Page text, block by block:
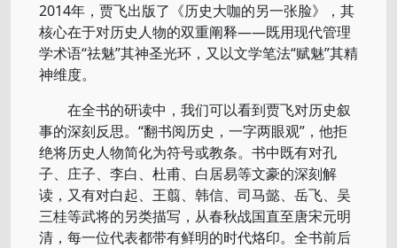
2014年，贾飞出版了《历史大咖的另一张脸》，其
核心在于对历史人物的双重阐释——既用现代管理
学术语“祛魅”其神圣光环，又以文学笔法“赋魅”其精
神维度。
在全书的研读中，我们可以看到贾飞对历史叙
事的深刻反思。“翻书阅历史，一字两眼观”，他拒
绝将历史人物简化为符号或教条。书中既有对孔
子、庄子、李白、杜甫、白居易等文豪的深刻解
读，又有对白起、王翦、韩信、司马懿、岳飞、吴
三桂等武将的另类描写，从春秋战国直至唐宋元明
清，每一位代表都带有鲜明的时代烙印。全书前后